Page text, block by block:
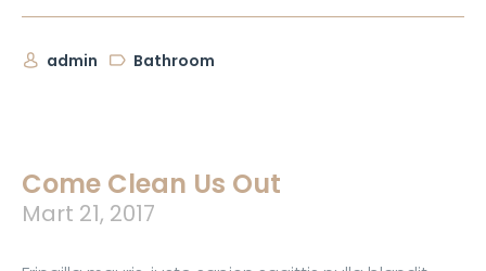
admin Bathroom
Come Clean Us Out
Mart 21, 2017